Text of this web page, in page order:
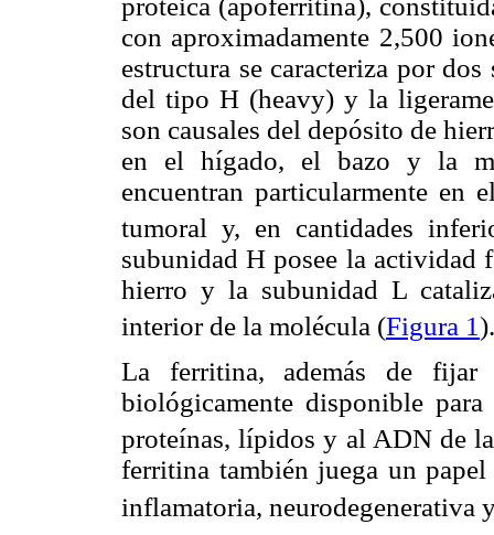
con aproximadamente 2,500
estructura se caracteriza por
del tipo H (heavy) y la
son causales del depósito de
en el hígado, el bazo y la
encuentran particularmente en
tumoral y, en cantidades
subunidad H posee la actividad
hierro y la subunidad L
interior de la molécula (Figura 1).
La ferritina, además de
biológicamente disponible
proteínas, lípidos y al ADN de
ferritina también juega un
inflamatoria, neurodegenerativa